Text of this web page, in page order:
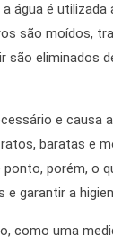
água é
são moídos,
eliminados
e causa
baratas e
porém, o
garantir a
como uma